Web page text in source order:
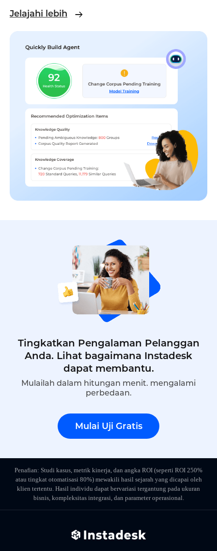
Jelajahi lebih
Tingkatkan Pengalaman Pelanggan
Anda. Lihat bagaimana Instadesk
dapat membantu.
Mulailah dalam hitungan menit. mengalami
perbedaan.
Mulai Uji Gratis
Penafian: Studi kasus, metrik kinerja, dan angka ROI (seperti ROI 250%
atau tingkat otomatisasi 80%) mewakili hasil sejarah yang dicapai oleh
klien tertentu. Hasil individu dapat bervariasi tergantung pada ukuran
bisnis, kompleksitas integrasi, dan parameter operasional.